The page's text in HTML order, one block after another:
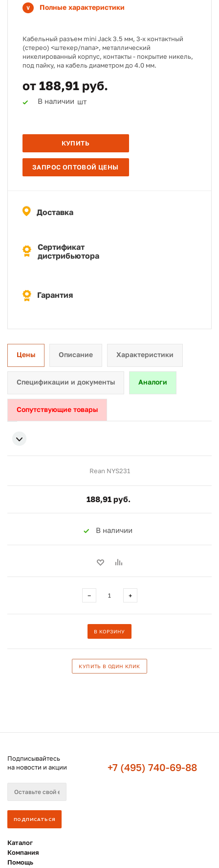
Полные характеристики
Кабельный разъем mini Jack 3.5 мм, 3-х контактный
(стерео) <штекер/папа>, металлический
никелированный корпус, контакты - покрытие никель,
под пайку, на кабель диаметром до 4.0 мм.
от 188,91 руб.
В наличии шт
КУПИТЬ
ЗАПРОС ОПТОВОЙ ЦЕНЫ
Доставка
Сертификат
дистрибьютора
Гарантия
Цены Описание Характеристики
Спецификации и документы Аналоги
Сопутствующие товары
Rean NYS231
188,91 руб.
В наличии
− +
В КОРЗИНУ
КУПИТЬ В ОДИН КЛИК
Подписывайтесь
на новости и акции
+7 (495) 740-69-88
Каталог
Компания
Помощь